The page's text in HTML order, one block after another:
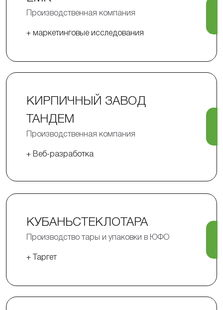
Производственная компания
+ маркетинговые исследования
КИРПИЧНЫЙ ЗАВОД
ТАНДЕМ
Производственная компания
+ Веб-разработка
КУБАНЬСТЕКЛОТАРА
Производство тары и упаковки в ЮФО
+ Таргет